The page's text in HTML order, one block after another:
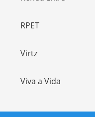
RPET
Virtz
Viva a Vida